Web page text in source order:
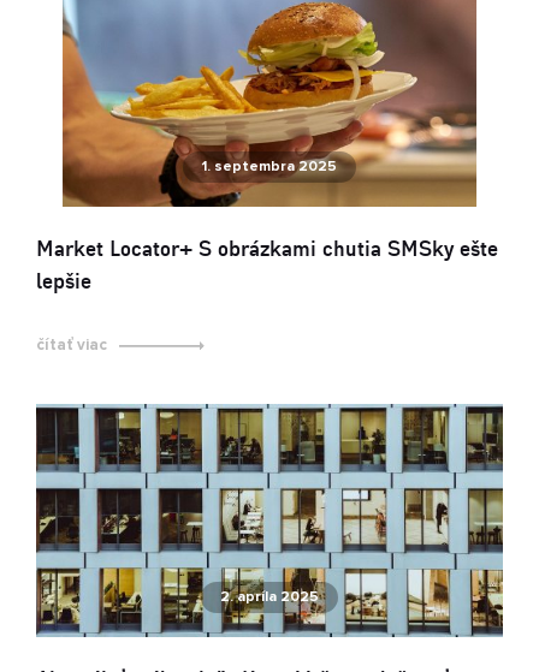
1. septembra 2025
Market Locator+ S obrázkami chutia SMSky ešte
lepšie
čítať viac
2. apríla 2025